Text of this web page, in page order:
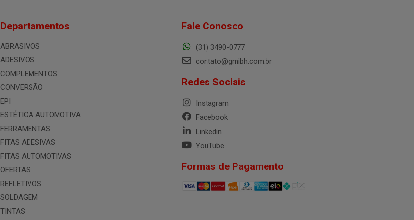
Departamentos
ABRASIVOS
ADESIVOS
COMPLEMENTOS
CONVERSÃO
EPI
ESTÉTICA AUTOMOTIVA
FERRAMENTAS
FITAS ADESIVAS
FITAS AUTOMOTIVAS
OFERTAS
REFLETIVOS
SOLDAGEM
TINTAS
Fale Conosco
(31) 3490-0777
contato@gmibh.com.br
Redes Sociais
Instagram
Facebook
Linkedin
YouTube
Formas de Pagamento